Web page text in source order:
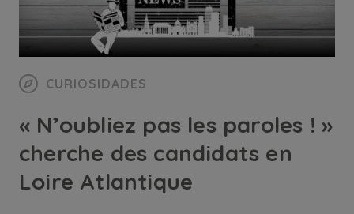
CURIOSIDADES
« N’oubliez pas les paroles ! »
cherche des candidats en
Loire Atlantique